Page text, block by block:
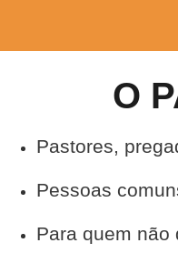
O
Pastores,
Pessoas
Para quem não